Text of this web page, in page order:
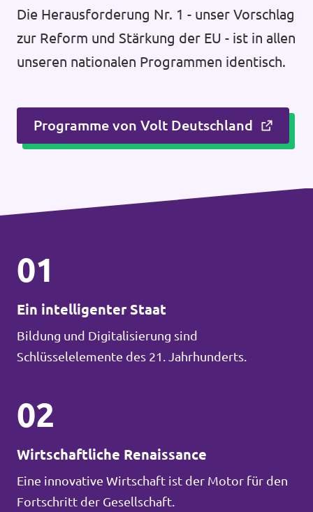
Die Herausforderung Nr. 1 - unser Vorschlag
zur Reform und Stärkung der EU - ist in allen
unseren nationalen Programmen identisch.
Programme von Volt Deutschland
01
Ein intelligenter Staat
Bildung und Digitalisierung sind
Schlüsselelemente des 21. Jahrhunderts.
02
Wirtschaftliche Renaissance
Eine innovative Wirtschaft ist der Motor für den
Fortschritt der Gesellschaft.